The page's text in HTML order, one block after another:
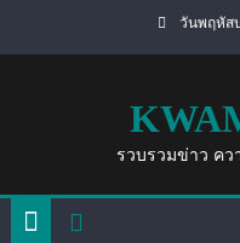
วันพฤหัส
รวบรวมข่าว คว